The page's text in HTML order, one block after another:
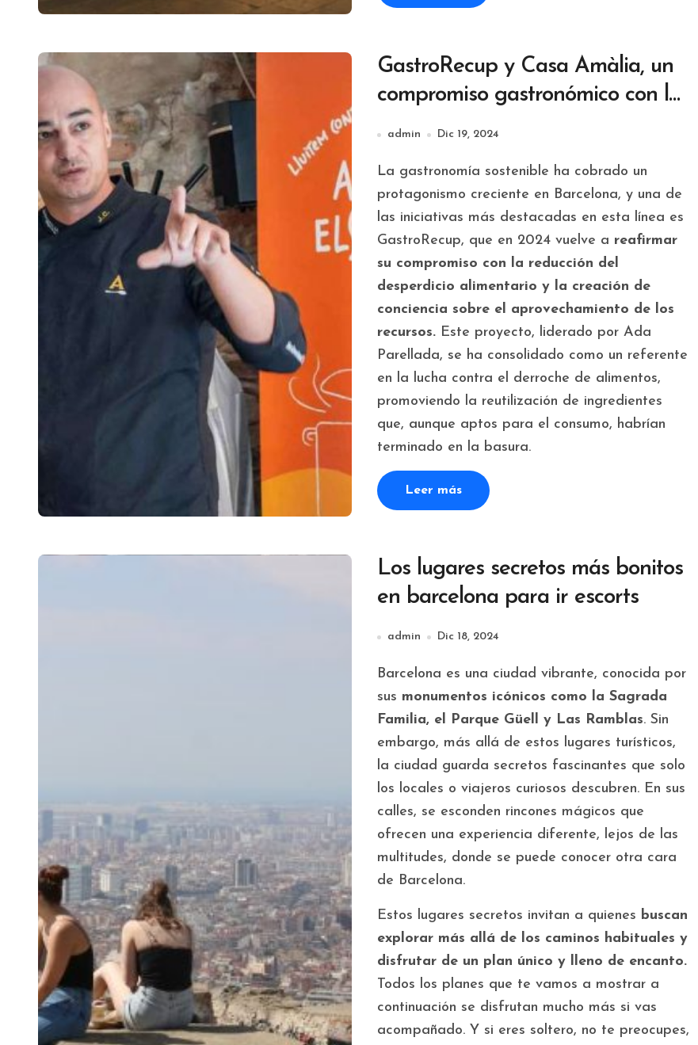
GastroRecup y Casa Amàlia, un
compromiso gastronómico con la
sostenibilidad
admin Dic 19, 2024
La gastronomía sostenible ha cobrado un
protagonismo creciente en Barcelona, y una de
las iniciativas más destacadas en esta línea es
GastroRecup, que en 2024 vuelve a reafirmar
su compromiso con la reducción del
desperdicio alimentario y la creación de
conciencia sobre el aprovechamiento de los
recursos. Este proyecto, liderado por Ada
Parellada, se ha consolidado como un referente
en la lucha contra el derroche de alimentos,
promoviendo la reutilización de ingredientes
que, aunque aptos para el consumo, habrían
terminado en la basura.
Leer más
Los lugares secretos más bonitos
en barcelona para ir escorts
admin Dic 18, 2024
Barcelona es una ciudad vibrante, conocida por
sus monumentos icónicos como la Sagrada
Familia, el Parque Güell y Las Ramblas. Sin
embargo, más allá de estos lugares turísticos,
la ciudad guarda secretos fascinantes que solo
los locales o viajeros curiosos descubren. En sus
calles, se esconden rincones mágicos que
ofrecen una experiencia diferente, lejos de las
multitudes, donde se puede conocer otra cara
de Barcelona.
Estos lugares secretos invitan a quienes buscan
explorar más allá de los caminos habituales y
disfrutar de un plan único y lleno de encanto.
Todos los planes que te vamos a mostrar a
continuación se disfrutan mucho más si vas
acompañado. Y si eres soltero, no te preocupes,